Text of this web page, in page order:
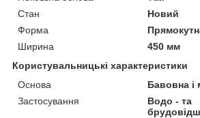
Стан
Новий
Форма
Ширина
450 мм
Користувальницькі характеристики
Основа
Бавовна і
Застосування
Водо - та